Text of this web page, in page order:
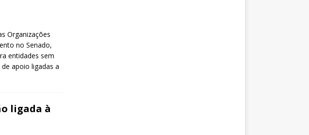
Organizações
no Senado,
entidades sem
apoio ligadas a
ligada à